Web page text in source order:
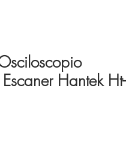
Hantek Ht-